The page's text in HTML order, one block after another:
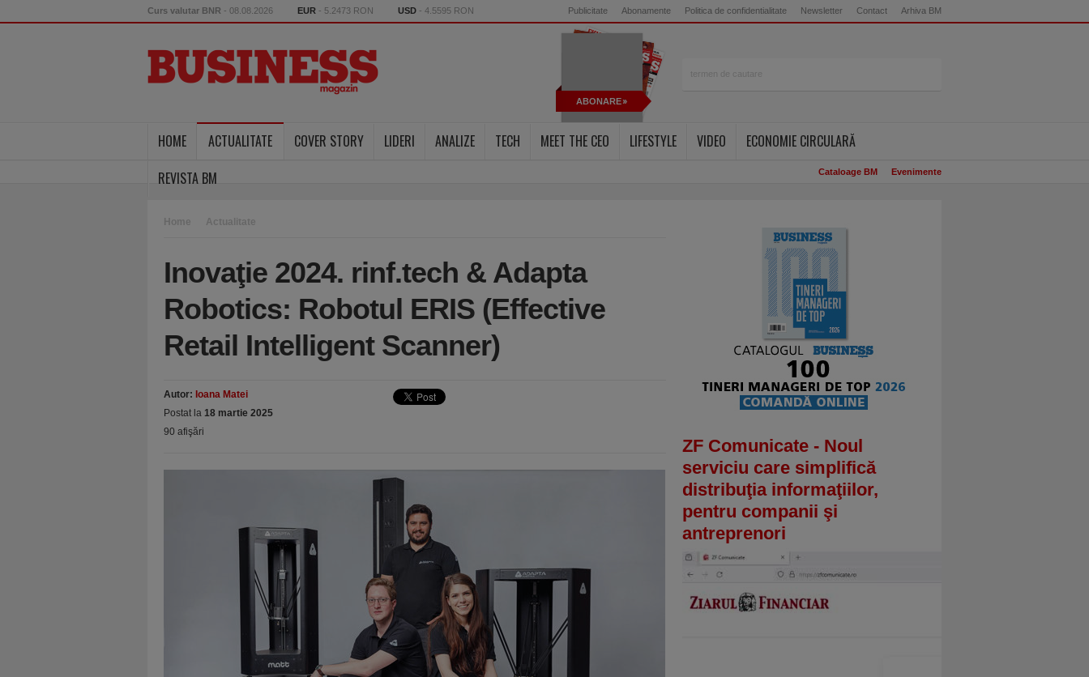
Curs valutar BNR - 08.08.2026 EUR - 5.2473 RON USD - 4.5595 RON Publicitate Abonamente Politica de confidentialitate Newsletter Contact Arhiva BM
ABONARE
HOME ACTUALITATE COVER STORY LIDERI ANALIZE TECH MEET THE CEO LIFESTYLE VIDEO
ECONOMIE CIRCULARĂ
REVISTA BM
Cataloage BM Evenimente
Home Actualitate
Inovaţie 2024. rinf.tech & Adapta
Robotics: Robotul ERIS (Effective
Retail Intelligent Scanner)
Autor: Ioana Matei
Postat la 18 martie 2025
90 afişări
ZF Comunicate - Noul
serviciu care simplifică
distribuţia informaţiilor,
pentru companii şi
antreprenori